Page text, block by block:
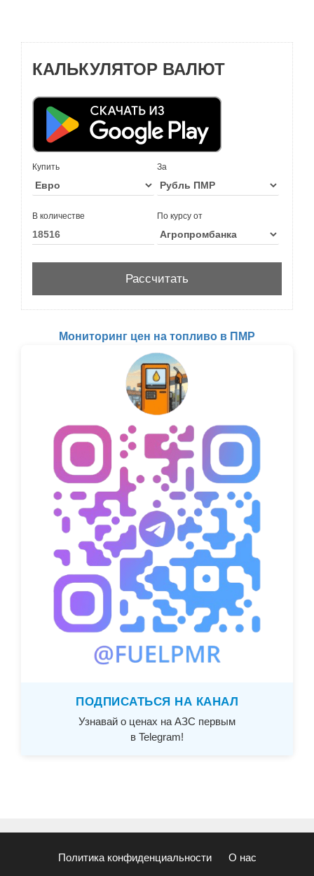
КАЛЬКУЛЯТОР ВАЛЮТ
Купить За
В количестве По курсу от
Мониторинг цен на топливо в ПМР
ПОДПИСАТЬСЯ НА КАНАЛ
Узнавай о ценах на АЗС первым
в Telegram!
Политика конфиденциальности О нас